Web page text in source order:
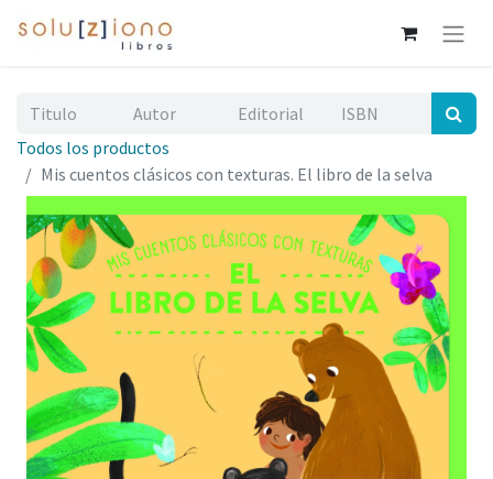
Todos los productos
Mis cuentos clásicos con texturas. El libro de la selva